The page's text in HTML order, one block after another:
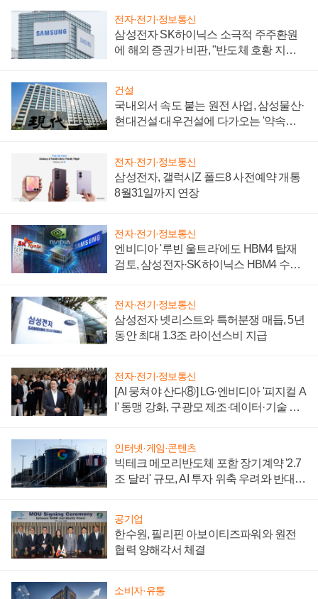
전자·전기·정보통신
삼성전자 SK하이닉스 소극적 주주환원
에 해외 증권가 비판, "반도체 호황 지속
건설
국내외서 속도 붙는 원전 사업, 삼성물산·
현대건설·대우건설에 다가오는 '약속의
전자·전기·정보통신
삼성전자, 갤럭시Z 폴드8 사전예약 개통
8월31일까지 연장
전자·전기·정보통신
엔비디아 '루빈 울트라'에도 HBM4 탑재
검토, 삼성전자·SK하이닉스 HBM4 수율
전자·전기·정보통신
삼성전자 넷리스트와 특허분쟁 매듭, 5년
동안 최대 1.3조 라이선스비 지급
전자·전기·정보통신
[AI 뭉쳐야 산다⑧] LG·엔비디아 '피지컬 A
I' 동맹 강화, 구광모 제조·데이터·기술 결
인터넷·게임·콘텐츠
빅테크 메모리반도체 포함 장기계약 '2.7
조 달러' 규모, AI 투자 위축 우려와 반대
공기업
한수원, 필리핀 아보이티즈파워와 원전
협력 양해각서 체결
소비자·유통